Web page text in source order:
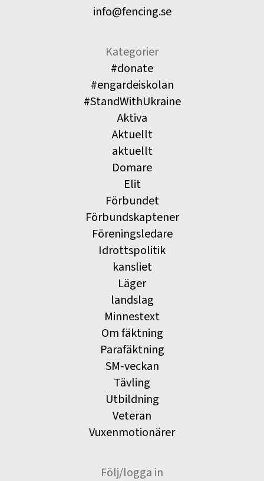
info@fencing.se
Kategorier
#donate
#engardeiskolan
#StandWithUkraine
Aktiva
Aktuellt
aktuellt
Domare
Elit
Förbundet
Förbundskaptener
Föreningsledare
Idrottspolitik
kansliet
Läger
landslag
Minnestext
Om fäktning
Parafäktning
SM-veckan
Tävling
Utbildning
Veteran
Vuxenmotionärer
Följ/logga in